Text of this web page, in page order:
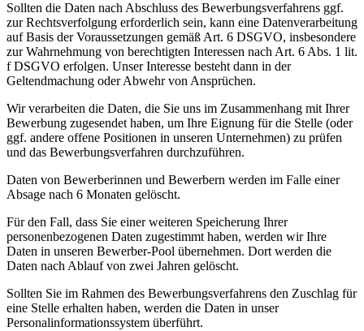
Sollten die Daten nach Abschluss des Bewerbungsverfahrens ggf.
zur Rechtsverfolgung erforderlich sein, kann eine Datenverarbeitung
auf Basis der Voraussetzungen gemäß Art. 6 DSGVO, insbesondere
zur Wahrnehmung von berechtigten Interessen nach Art. 6 Abs. 1 lit.
f DSGVO erfolgen. Unser Interesse besteht dann in der
Geltendmachung oder Abwehr von Ansprüchen.
Wir verarbeiten die Daten, die Sie uns im Zusammenhang mit Ihrer
Bewerbung zugesendet haben, um Ihre Eignung für die Stelle (oder
ggf. andere offene Positionen in unseren Unternehmen) zu prüfen
und das Bewerbungsverfahren durchzuführen.
Daten von Bewerberinnen und Bewerbern werden im Falle einer
Absage nach 6 Monaten gelöscht.
Für den Fall, dass Sie einer weiteren Speicherung Ihrer
personenbezogenen Daten zugestimmt haben, werden wir Ihre
Daten in unseren Bewerber-Pool übernehmen. Dort werden die
Daten nach Ablauf von zwei Jahren gelöscht.
Sollten Sie im Rahmen des Bewerbungsverfahrens den Zuschlag für
eine Stelle erhalten haben, werden die Daten in unser
Personalinformationssystem überführt.